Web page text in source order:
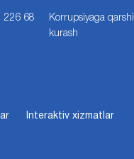
226 68
Korrupsiyaga qarshi
kurash
Interaktiv xizmatlar